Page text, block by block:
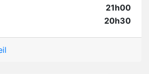
21h00
20h30